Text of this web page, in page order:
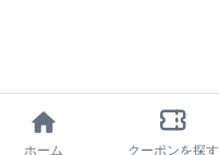
ホーム クーポンを探す